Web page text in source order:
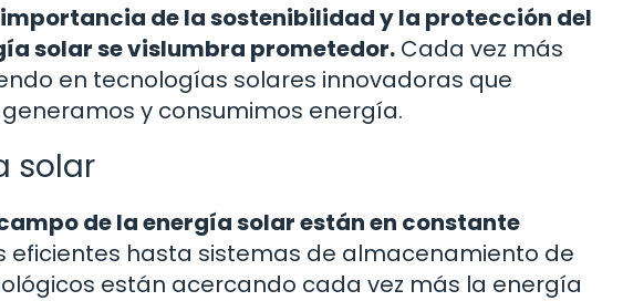
de la sostenibilidad y la protección del
solar se vislumbra prometedor. Cada vez más
en tecnologías solares innovadoras que
y consumimos energía.
solar
de la energía solar están en constante
eficientes hasta sistemas de almacenamiento de
están acercando cada vez más la energía